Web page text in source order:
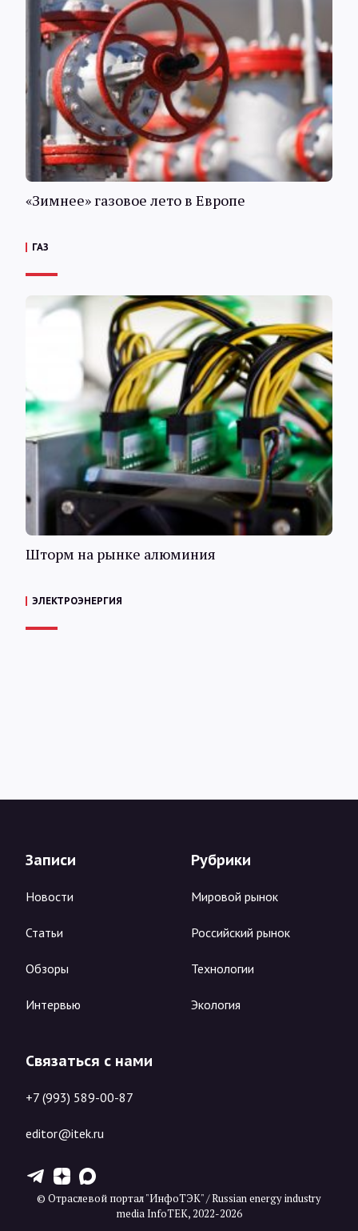
«Зимнее» газовое лето в Европе
ГАЗ
Шторм на рынке алюминия
ЭЛЕКТРОЭНЕРГИЯ
Записи
Новости
Статьи
Обзоры
Интервью
Рубрики
Мировой рынок
Российский рынок
Технологии
Экология
Связаться с нами
+7 (993) 589-00-87
editor@itek.ru
T Z X
© Отраслевой портал "ИнфоТЭК" / Russian energy industry
media InfoTEK, 2022-2026